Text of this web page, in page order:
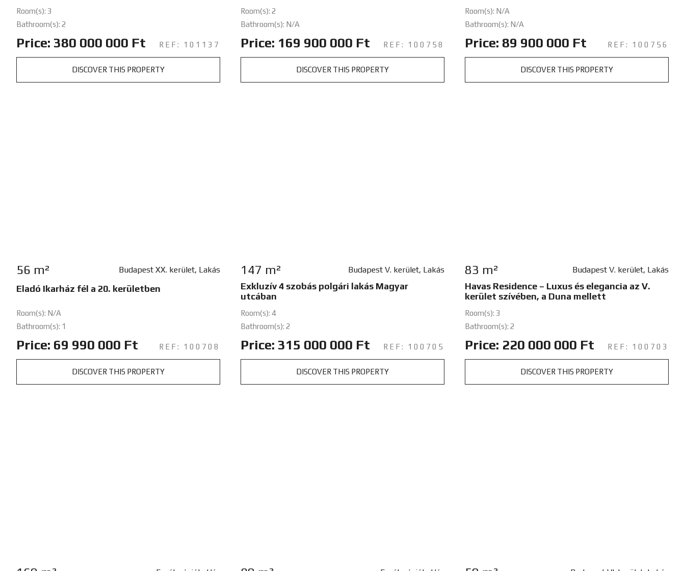
Room(s): 3
Bathroom(s): 2
Price: 380 000 000 Ft REF: 101137
DISCOVER THIS PROPERTY
Room(s): 2
Bathroom(s): N/A
Price: 169 900 000 Ft REF: 100758
DISCOVER THIS PROPERTY
Room(s): N/A
Bathroom(s): N/A
Price: 89 900 000 Ft REF: 100756
DISCOVER THIS PROPERTY
56 m² Budapest XX. kerület, Lakás
Eladó Ikarház fél a 20. kerületben
Room(s): N/A
Bathroom(s): 1
Price: 69 990 000 Ft REF: 100708
DISCOVER THIS PROPERTY
147 m² Budapest V. kerület, Lakás
Exkluzív 4 szobás polgári lakás Magyar
utcában
Room(s): 4
Bathroom(s): 2
Price: 315 000 000 Ft REF: 100705
DISCOVER THIS PROPERTY
83 m² Budapest V. kerület, Lakás
Havas Residence – Luxus és elegancia az V.
kerület szívében, a Duna mellett
Room(s): 3
Bathroom(s): 2
Price: 220 000 000 Ft REF: 100703
DISCOVER THIS PROPERTY